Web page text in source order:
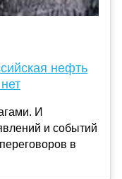
нефть
И
и событий
в